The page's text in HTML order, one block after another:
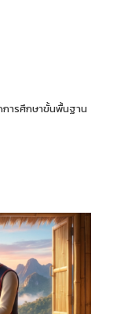
การศึกษาขั้นพื้นฐาน